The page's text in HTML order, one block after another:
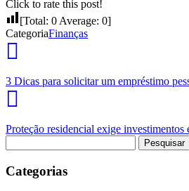
Click to rate this post!
[Total: 0 Average: 0]
CategoriaFinanças
3 Dicas para solicitar um empréstimo
Proteção residencial exige investimentos
por:
Categorias